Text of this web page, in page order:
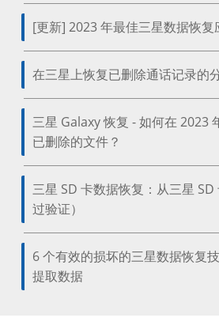
[更新] 2023 年最佳三星数据恢复
在三星上恢复已删除通话记录的
三星 Galaxy 恢复 - 如何在 2023
已删除的文件？
三星 SD 卡数据恢复：从三星
过验证）
6 个有效的损坏的三星数据恢复
提取数据